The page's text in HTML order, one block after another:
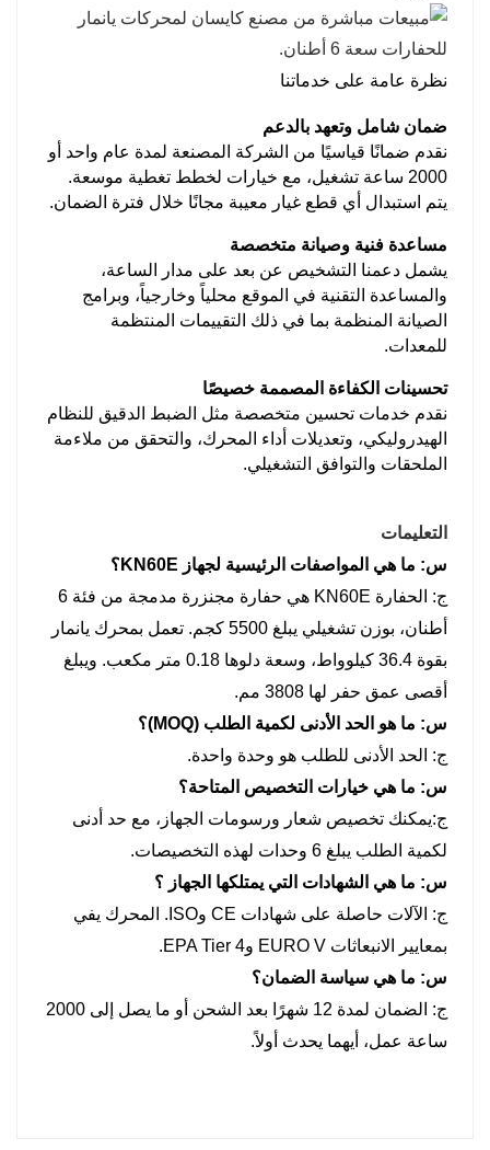
نظرة عامة على خدماتنا
ضمان شامل وتعهد بالدعم
نقدم ضمانًا قياسيًا من الشركة المصنعة لمدة عام واحد أو
2000 ساعة تشغيل، مع خيارات لخطط تغطية موسعة.
يتم استبدال أي قطع غيار معيبة مجانًا خلال فترة الضمان.
مساعدة فنية وصيانة متخصصة
يشمل دعمنا التشخيص عن بعد على مدار الساعة،
والمساعدة التقنية في الموقع محلياً وخارجياً، وبرامج
الصيانة المنظمة بما في ذلك التقييمات المنتظمة
للمعدات.
تحسينات الكفاءة المصممة خصيصًا
نقدم خدمات تحسين متخصصة مثل الضبط الدقيق للنظام
الهيدروليكي، وتعديلات أداء المحرك، والتحقق من ملاءمة
الملحقات والتوافق التشغيلي.
التعليمات
س: ما هي المواصفات الرئيسية لجهاز KN60E؟
ج:
الحفارة KN60E هي حفارة مجنزرة مدمجة من فئة 6
أطنان، بوزن تشغيلي يبلغ 5500 كجم. تعمل بمحرك يانمار
بقوة 36.4 كيلوواط، وسعة دلوها 0.18 متر مكعب. ويبلغ
أقصى عمق حفر لها 3808 مم.
س: ما هو الحد الأدنى لكمية الطلب (MOQ)؟
ج: الحد الأدنى للطلب هو وحدة واحدة.
س: ما هي خيارات التخصيص المتاحة؟
ج:يمكنك تخصيص شعار ورسومات الجهاز، مع حد أدنى
لكمية الطلب يبلغ 6 وحدات لهذه التخصيصات.
س: ما هي الشهادات التي يمتلكها الجهاز ؟
ج:
الآلات حاصلة على شهادات CE وISO. المحرك يفي
بمعايير الانبعاثات EURO V وEPA Tier 4.
س: ما هي سياسة الضمان؟
ج: الضمان لمدة 12 شهرًا بعد الشحن أو ما يصل إلى 2000
ساعة عمل، أيهما يحدث أولاً.